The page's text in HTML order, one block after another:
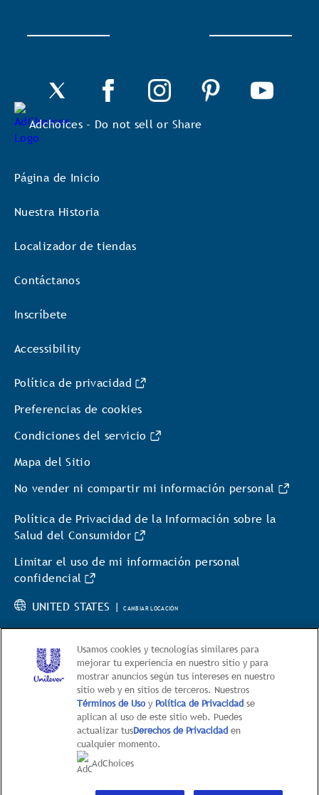
Adchoices - Do not sell or Share
Página de Inicio
Nuestra Historia
Localizador de tiendas
Contáctanos
Inscríbete
Accessibility
Política de privacidad
Preferencias de cookies
Condiciones del servicio
Mapa del Sitio
No vender ni compartir mi información personal
Política de Privacidad de la Información sobre la
Salud del Consumidor
Limitar el uso de mi información personal
confidencial
UNITED STATES |CAMBIAR LOCACIÓN
© 2026 Hellmann’s
This web site is directed only to U.S. consumers for
products and services of Unilever United States.
This web site is not directed to consumers outside of
Usamos cookies y tecnologías similares para
mejorar tu experiencia en nuestro sitio y para
mostrar anuncios según tus intereses en nuestro
sitio web y en sitios de terceros. Nuestros
Términos de Uso y Política de Privacidadse
aplican al uso de este sitio web. Puedes
actualizar tusDerechos de Privacidad en
cualquier momento.
AdChoices